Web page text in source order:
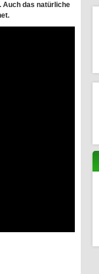
Auch das natürliche